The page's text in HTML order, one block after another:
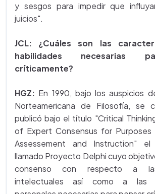
y sesgos para impedir que
juicios".
JCL: ¿Cuáles son las
habilidades necesarias
críticamente?
HGZ: En 1990, bajo los auspicios
Norteamericana de Filosofía, se
publicó bajo el título "Critical
of Expert Consensus for Purposes
Assessement and Instruction"
llamado Proyecto Delphi cuyo
consenso con respecto a
intelectuales así como a las